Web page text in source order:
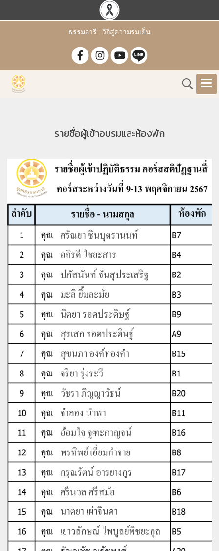
ธรรมอารี : วิถีสู่ความร่มเย็น
รายชื่อผู้เข้าอบรมและห้องพัก